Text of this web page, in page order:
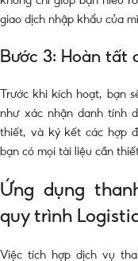
giao dịch nhập khẩu của
Bước 3: Hoàn tất
Trước khi kích hoạt, bạn
như xác nhận danh tính
thiết, và ký kết các hợp
bạn có mọi tài liệu cần
Ứng dụng
quy trình
Việc tích hợp dịch vụ